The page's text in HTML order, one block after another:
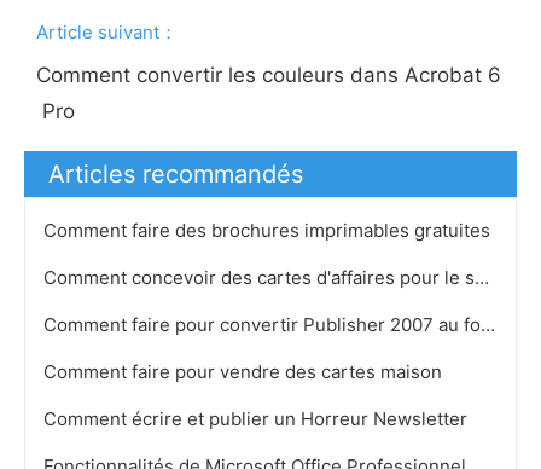
Article suivant：
Comment convertir les couleurs dans Acrobat 6
Pro
Articles recommandés
Comment faire des brochures imprimables gratuites
Comment concevoir des cartes d'affaires pour le sport
Comment faire pour convertir Publisher 2007 au format Word
Comment faire pour vendre des cartes maison
Comment écrire et publier un Horreur Newsletter